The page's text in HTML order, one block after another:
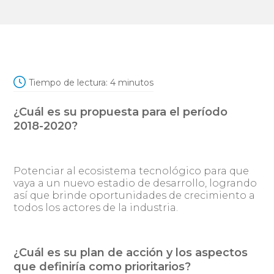
Tiempo de lectura: 4 minutos
¿Cuál es su propuesta para el período
2018-2020?
Potenciar al ecosistema tecnológico para que
vaya a un nuevo estadio de desarrollo, logrando
así que brinde oportunidades de crecimiento a
todos los actores de la industria.
¿Cuál es su plan de acción y los aspectos
que definiría como prioritarios?